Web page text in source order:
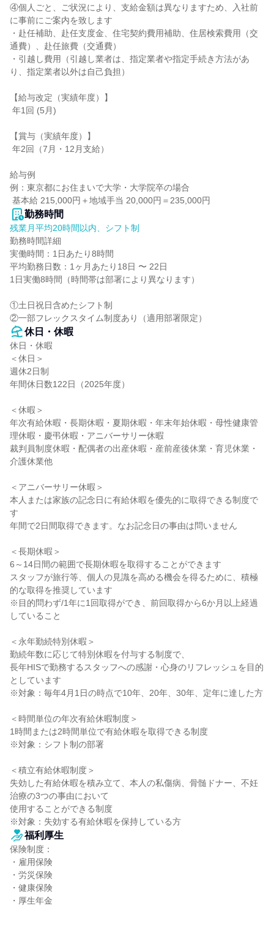
④個人ごと、ご状況により、支給金額は異なりますため、入社前
に事前にご案内を致します
・赴任補助、赴任支度金、住宅契約費用補助、住居検索費用（交
通費）、赴任旅費（交通費）
・引越し費用（引越し業者は、指定業者や指定手続き方法があ
り、指定業者以外は自己負担）
【給与改定（実績年度）】
【賞与（実績年度）】
給与例
例：東京都にお住まいで大学・大学院卒の場合
基本給 215,000円＋地域手当 20,000円＝235,000円
勤務時間
残業月平均20時間以内、シフト制
勤務時間詳細
実働時間：1日あたり8時間
平均勤務日数：1ヶ月あたり18日 〜 22日
1日実働8時間（時間帯は部署により異なります）
①土日祝日含めたシフト制
②一部フレックスタイム制度あり（適用部署限定）
休日・休暇
休日・休暇
＜休日＞
週休2日制
年間休日数122日（2025年度）
＜休暇＞
年次有給休暇・長期休暇・夏期休暇・年末年始休暇・母性健康管
理休暇・慶弔休暇・アニバーサリー休暇
裁判員制度休暇・配偶者の出産休暇・産前産後休業・育児休業・
介護休業他
＜アニバーサリー休暇＞
本人または家族の記念日に有給休暇を優先的に取得できる制度で
す
年間で2日間取得できます。なお記念日の事由は問いません
＜長期休暇＞
6～14日間の範囲で長期休暇を取得することができます
スタッフが旅行等、個人の見識を高める機会を得るために、積極
的な取得を推奨しています
※目的問わず/1年に1回取得ができ、前回取得から6か月以上経過
していること
＜永年勤続特別休暇＞
勤続年数に応じて特別休暇を付与する制度で、
長年HISで勤務するスタッフへの感謝・心身のリフレッシュを目的
としています
※対象：毎年4月1日の時点で10年、20年、30年、定年に達した方
＜時間単位の年次有給休暇制度＞
1時間または2時間単位で有給休暇を取得できる制度
※対象：シフト制の部署
＜積立有給休暇制度＞
失効した有給休暇を積み立て、本人の私傷病、骨髄ドナー、不妊
治療の3つの事由において
使用することができる制度
※対象：失効する有給休暇を保持している方
福利厚生
保険制度：
・雇用保険
・労災保険
・健康保険
・厚生年金